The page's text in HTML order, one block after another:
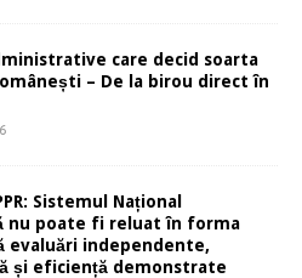
care decid soarta
– De la birou direct în
Sistemul Național
nu poate fi reluat în forma
evaluări independente,
și eficiență demonstrate